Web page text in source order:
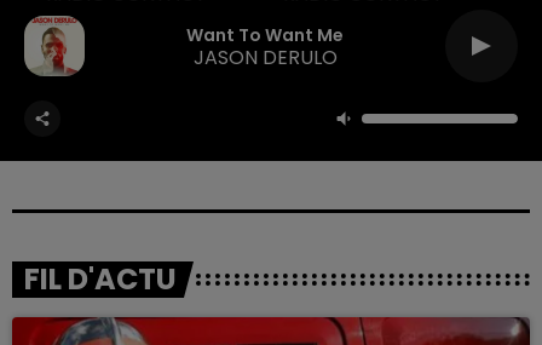
Want To Want Me
JASON DERULO
FIL D'ACTU